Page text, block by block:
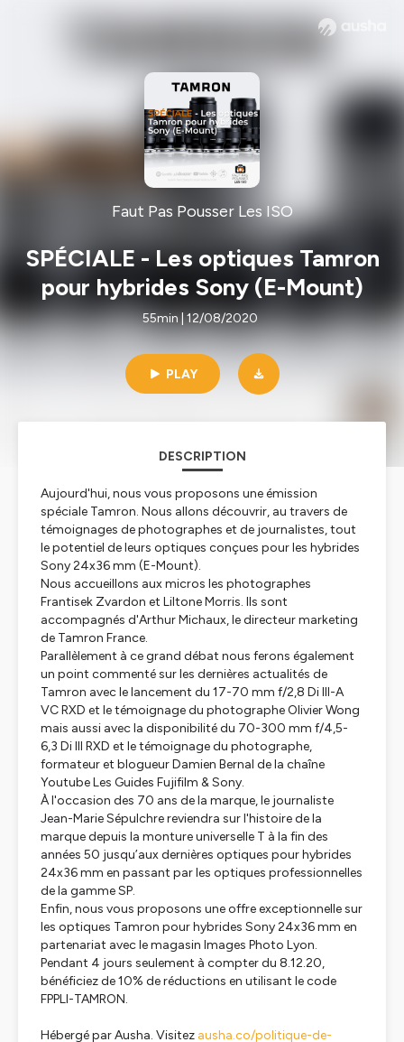
Faut Pas Pousser Les ISO
SPÉCIALE - Les optiques Tamron
pour hybrides Sony (E-Mount)
55min | 12/08/2020
PLAY
DESCRIPTION
Aujourd'hui, nous vous proposons une émission
spéciale Tamron. Nous allons découvrir, au travers de
témoignages de photographes et de journalistes, tout
le potentiel de leurs optiques conçues pour les hybrides
Sony 24x36 mm (E-Mount).
Nous accueillons aux micros les photographes
Frantisek Zvardon et Liltone Morris. Ils sont
accompagnés d'Arthur Michaux, le directeur marketing
de Tamron France.
Parallèlement à ce grand débat nous ferons également
un point commenté sur les dernières actualités de
Tamron avec le lancement du 17-70 mm f/2,8 Di III-A
VC RXD et le témoignage du photographe Olivier Wong
mais aussi avec la disponibilité du 70-300 mm f/4,5-
6,3 Di III RXD et le témoignage du photographe,
formateur et blogueur Damien Bernal de la chaîne
Youtube Les Guides Fujifilm & Sony.
À l'occasion des 70 ans de la marque, le journaliste
Jean-Marie Sépulchre reviendra sur l'histoire de la
marque depuis la monture universelle T à la fin des
années 50 jusqu’aux dernières optiques pour hybrides
24x36 mm en passant par les optiques professionnelles
de la gamme SP.
Enfin, nous vous proposons une offre exceptionnelle sur
les optiques Tamron pour hybrides Sony 24x36 mm en
partenariat avec le magasin Images Photo Lyon.
Pendant 4 jours seulement à compter du 8.12.20,
bénéficiez de 10% de réductions en utilisant le code
FPPLI-TAMRON.
Hébergé par Ausha. Visitez ausha.co/politique-de-